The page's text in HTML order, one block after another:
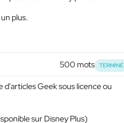
plus.
500 mots TERMINÉ
Geek sous licence ou
sur Disney Plus)